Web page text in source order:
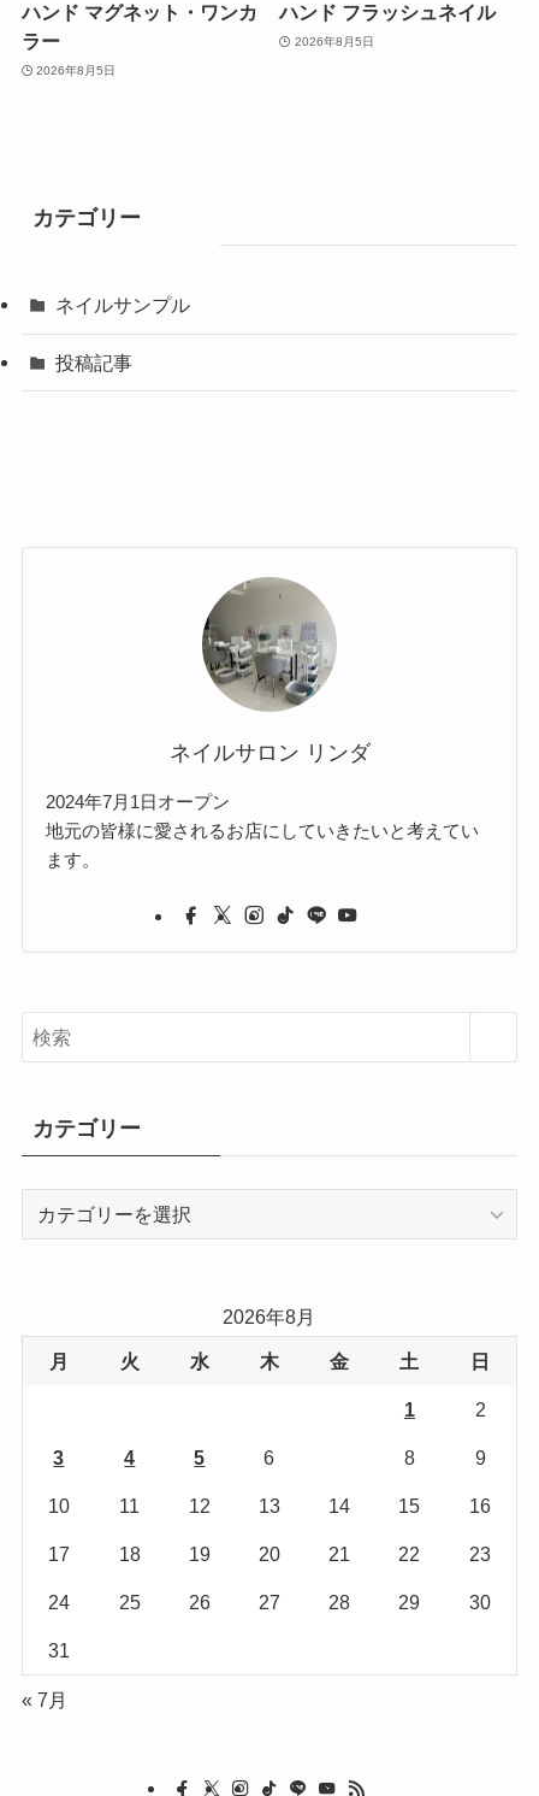
ハンド マグネット・ワンカ
ラー
2026年8月5日
ハンド フラッシュネイル
2026年8月5日
カテゴリー
ネイルサンプル
投稿記事
ネイルサロン リンダ
2024年7月1日オープン
地元の皆様に愛されるお店にしていきたいと考えてい
ます。
カテゴリー
2026年8月
月 火 水 木 金 土 日
1 2
3 4 5 6 8 9
10 11 12 13 14 15 16
17 18 19 20 21 22 23
24 25 26 27 28 29 30
31
« 7月